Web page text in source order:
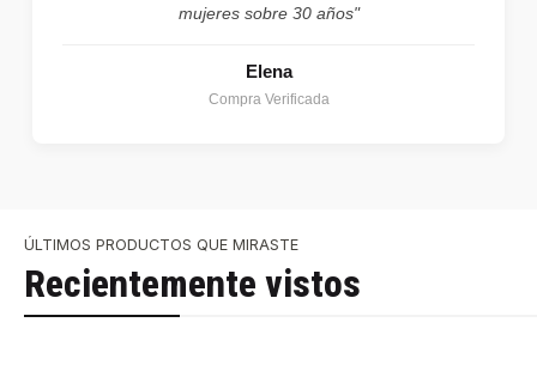
mujeres sobre 30 años"
Elena
Compra Verificada
ÚLTIMOS PRODUCTOS QUE MIRASTE
Recientemente vistos